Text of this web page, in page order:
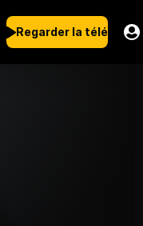
Regarder la télé